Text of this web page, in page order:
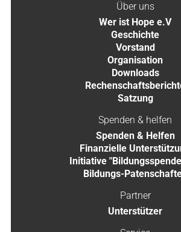
Über uns
Wer ist Hope e.V
Geschichte
Vorstand
Organisation
Downloads
Satzung
Spenden & helfen
Spenden & Helfen
Finanzielle
Initiative
Bildungs-
Partner
Unterstützer